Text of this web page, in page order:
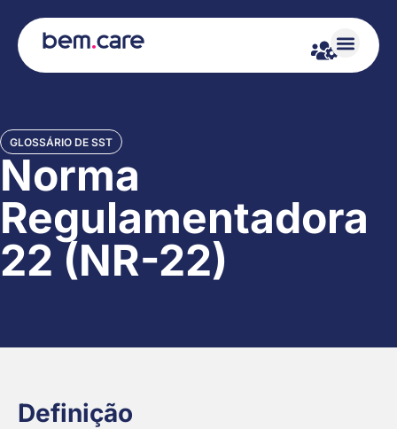
GLOSSÁRIO DE SST
Norma
Regulamentadora
22 (NR-22)
Definição